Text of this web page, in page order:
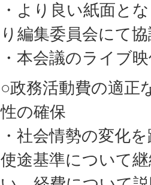
・より良い紙面と
り編集委員会にて
・本会議のライブ
○政務活動費の適正
性の確保
・社会情勢の変化
使途基準について